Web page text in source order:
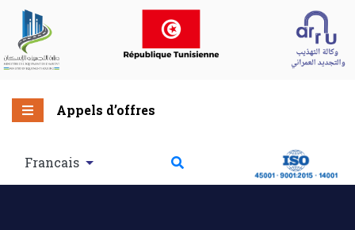
Appels d’offres
Francais